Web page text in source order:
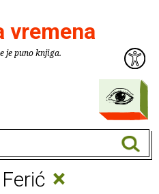
vremena
je puno knjiga.
×